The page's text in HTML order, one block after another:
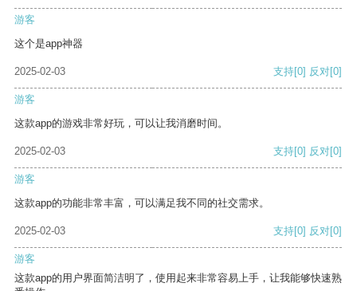
游客
这个是app神器
2025-02-03 支持[0] 反对[0]
游客
这款app的游戏非常好玩，可以让我消磨时间。
2025-02-03 支持[0] 反对[0]
游客
这款app的功能非常丰富，可以满足我不同的社交需求。
2025-02-03 支持[0] 反对[0]
游客
这款app的用户界面简洁明了，使用起来非常容易上手，让我能够快速熟